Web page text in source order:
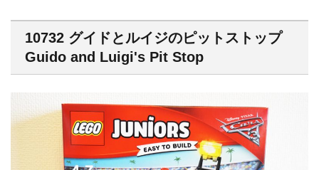
10732 グイドとルイジのピットストップ
Guido and Luigi's Pit Stop